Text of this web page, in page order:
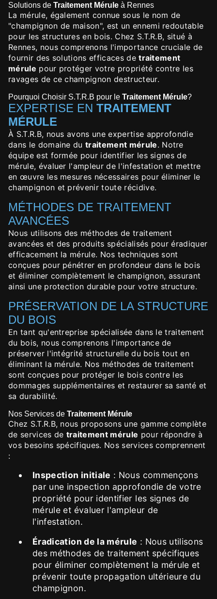
Solutions de Traitement Mérule à Rennes
La mérule, également connue sous le nom de
"champignon de maison", est un ennemi redoutable
pour les structures en bois. Chez S.T.R.B, situé à
Rennes, nous comprenons l'importance cruciale de
fournir des solutions efficaces detraitement
mérule pour protéger votre propriété contre les
ravages de ce champignon destructeur.
Pourquoi Choisir S.T.R.B pour le Traitement Mérule?
EXPERTISE EN TRAITEMENT
MÉRULE
À S.T.R.B, nous avons une expertise approfondie
dans le domaine dutraitement mérule. Notre
équipe est formée pour identifier les signes de
mérule, évaluer l'ampleur de l'infestation et mettre
en œuvre les mesures nécessaires pour éliminer le
champignon et prévenir toute récidive.
MÉTHODES DE TRAITEMENT
AVANCÉES
Nous utilisons des méthodes de traitement
avancées et des produits spécialisés pour éradiquer
efficacement la mérule. Nos techniques sont
conçues pour pénétrer en profondeur dans le bois
et éliminer complètement le champignon, assurant
ainsi une protection durable pour votre structure.
PRÉSERVATION DE LA STRUCTURE
DU BOIS
En tant qu'entreprise spécialisée dans le traitement
du bois, nous comprenons l'importance de
préserver l'intégrité structurelle du bois tout en
éliminant la mérule. Nos méthodes de traitement
sont conçues pour protéger le bois contre les
dommages supplémentaires et restaurer sa santé et
sa durabilité.
Nos Services de Traitement Mérule
Chez S.T.R.B, nous proposons une gamme complète
de services de traitement mérule pour répondre à
vos besoins spécifiques. Nos services comprennent
:
Inspection initiale : Nous commençons
par une inspection approfondie de votre
propriété pour identifier les signes de
mérule et évaluer l'ampleur de
l'infestation.
Éradication de la mérule : Nous utilisons
des méthodes de traitement spécifiques
pour éliminer complètement la mérule et
prévenir toute propagation ultérieure du
champignon.